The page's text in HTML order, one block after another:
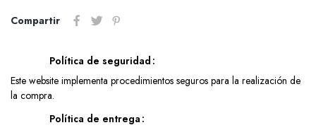
Compartir
Política de seguridad
Este website implementa procedimientos seguros para la realización de
la compra.
Política de entrega